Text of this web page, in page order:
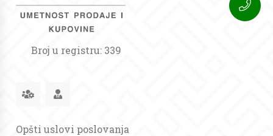
Broj u registru: 339
Opšti uslovi poslovanja